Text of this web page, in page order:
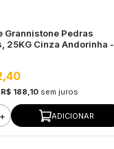
Grannistone Pedras
25KG Cinza Andorinha -
R$ 188,10 sem juros
+ ADICIONAR